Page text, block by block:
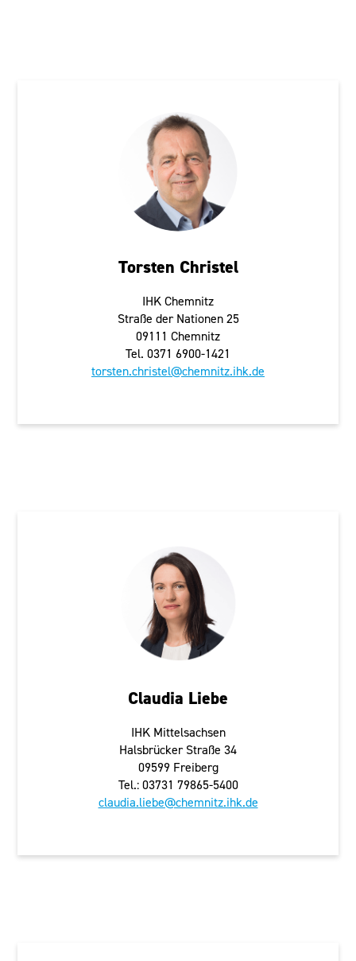
Torsten Christel
IHK Chemnitz
Straße der Nationen 25
09111 Chemnitz
Tel. 0371 6900-1421
torsten.christel@chemnitz.ihk.de
Claudia Liebe
IHK Mittelsachsen
Halsbrücker Straße 34
09599 Freiberg
Tel.: 03731 79865-5400
claudia.liebe@chemnitz.ihk.de